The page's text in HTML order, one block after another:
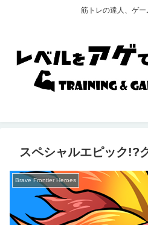
筋トレの達人、ゲー
スペシャルエピック!?
Brave Frontier Heroes